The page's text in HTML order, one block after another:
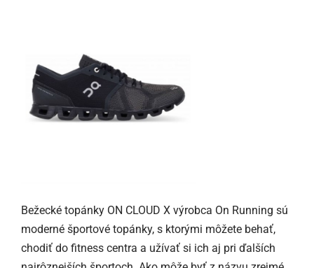
Bežecké topánky ON CLOUD X výrobca On Running sú
moderné športové topánky, s ktorými môžete behať,
chodiť do fitness centra a užívať si ich aj pri ďalších